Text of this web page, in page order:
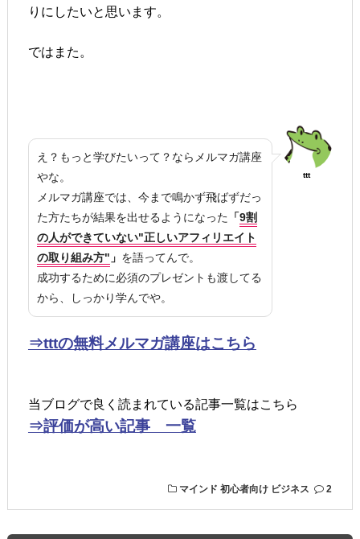
りにしたいと思います。
ではまた。
え？もっと学びたいって？ならメルマガ講座
やな。
メルマガ講座では、今まで鳴かず飛ばずだっ
た方たちが結果を出せるようになった 「9割
の人ができていない"正しいアフィリエイト
の取り組み方" 」 を語ってんで。
成功するために必須のプレゼントも渡してる
から、しっかり学んでや。
ttt
⇒tttの無料メルマガ講座はこちら
当ブログで良く読まれている記事一覧はこちら
⇒評価が高い記事 一覧
マインド 初心者向け ビジネス 2